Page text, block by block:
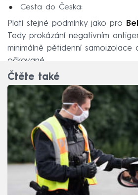
Cesta do Česka:
Platí stejné podmínky jako pro
Tedy prokázání negativním
minimálně pětidenní samoizolace
očkované.
Čtěte také